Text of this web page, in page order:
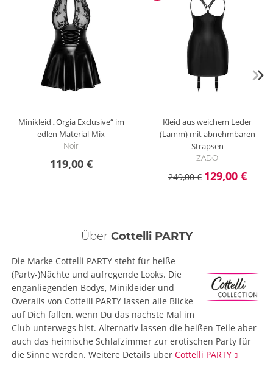
Minikleid „Orgia Exclusive“ im
edlen Material-Mix
Noir
119,00 €
Kleid aus weichem Leder
(Lamm) mit abnehmbaren
Strapsen
ZADO
249,00 € 129,00 €
Über Cottelli PARTY
Die Marke Cottelli PARTY steht für heiße
(Party-)Nächte und aufregende Looks. Die
enganliegenden Bodys, Minikleider und
Overalls von Cottelli PARTY lassen alle Blicke
auf Dich fallen, wenn Du das nächste Mal im
Club unterwegs bist. Alternativ lassen die heißen Teile aber
auch das heimische Schlafzimmer zur erotischen Party für
die Sinne werden. Weitere Details über Cottelli PARTY